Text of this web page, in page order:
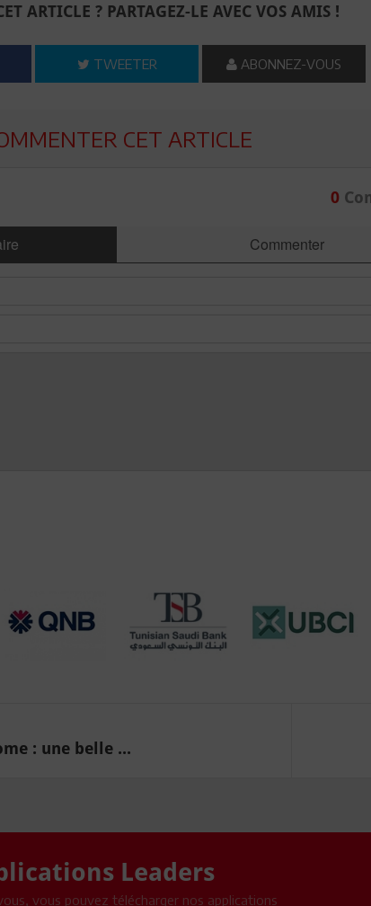
ARTICLE ? PARTAGEZ-LE AVEC VOS AMIS !
TWEETER ABONNEZ-VOUS
CET ARTICLE
0
Commenter
: une belle ...
Leaders
vous pouvez télécharger nos applications